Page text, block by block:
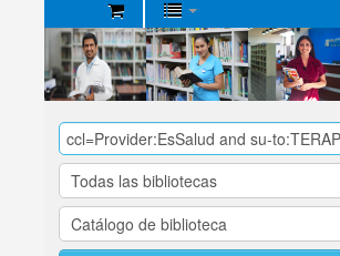
Biblioteca
Central
EsSalud